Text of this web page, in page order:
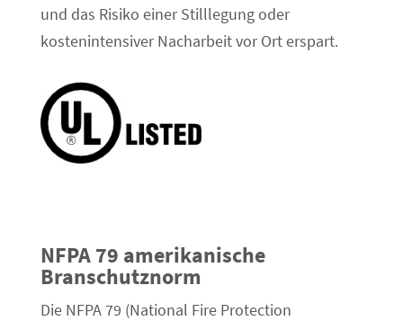
und das Risiko einer Stilllegung oder
kostenintensiver Nacharbeit vor Ort erspart.
NFPA 79 amerikanische
Branschutznorm
Die NFPA 79 (National Fire Protection